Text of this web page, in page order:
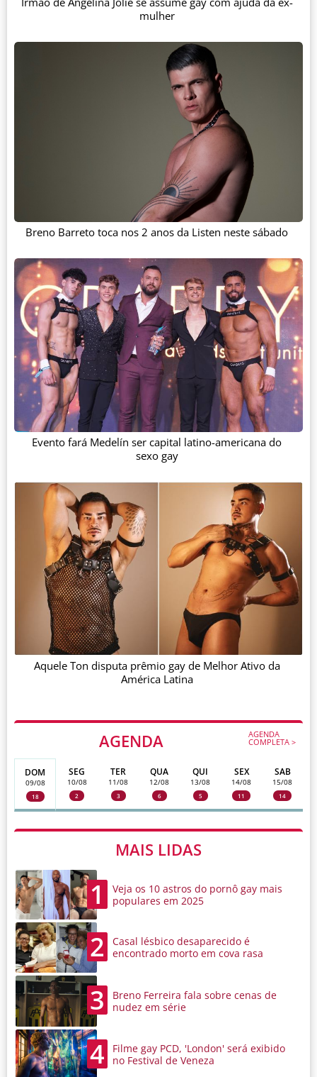
AGENDA AGENDA
COMPLETA >
DOM
09/08
18
SEG
10/08
2
TER
11/08
3
QUA
12/08
6
QUI
13/08
5
SEX
14/08
11
SAB
15/08
14
MAIS LIDAS
1
Veja os 10 astros do pornô gay mais
populares em 2025
2
Casal lésbico desaparecido é
encontrado morto em cova rasa
3
Breno Ferreira fala sobre cenas de
nudez em série
4
Filme gay PCD, 'London' será exibido
no Festival de Veneza
mulher
Breno Barreto toca nos 2 anos da Listen neste sábado
Evento fará Medelín ser capital latino-americana do
sexo gay
Aquele Ton disputa prêmio gay de Melhor Ativo da
América Latina